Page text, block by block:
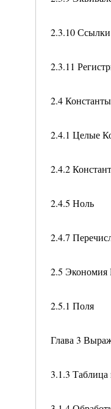
2.3.10 Ссылки
2.3.11
2.4 Константы
2.4.1 Целые
2.4.2
2.4.5 Ноль
2.4.7
2.5 Экономия
2.5.1 Поля
Глава 3
3.1.3